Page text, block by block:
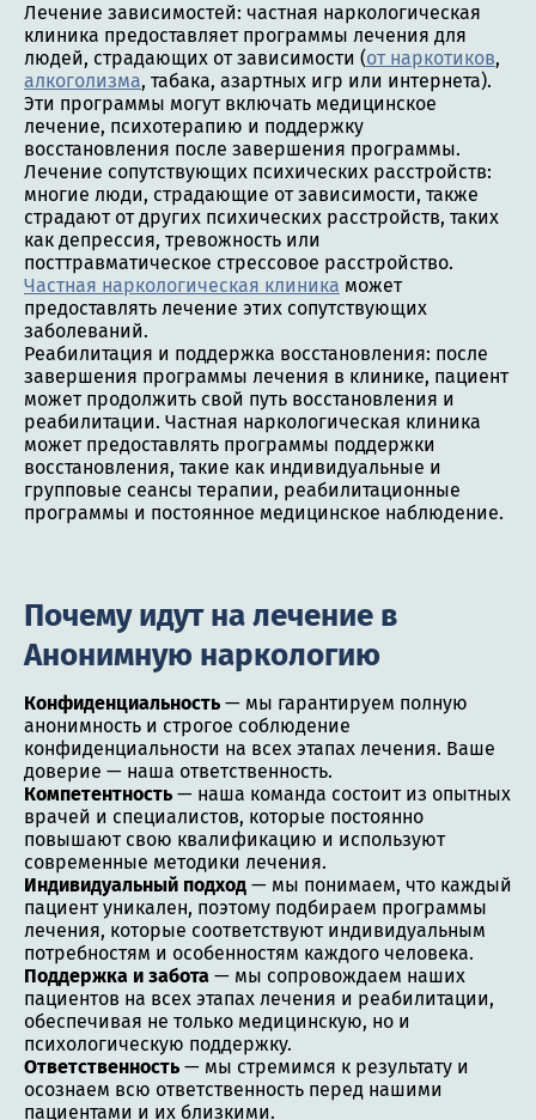
Лечение зависимостей: частная наркологическая
клиника предоставляет программы лечения для
людей, страдающих от зависимости (от наркотиков,
алкоголизма, табака, азартных игр или интернета).
Эти программы могут включать медицинское
лечение, психотерапию и поддержку
восстановления после завершения программы.
Лечение сопутствующих психических расстройств:
многие люди, страдающие от зависимости, также
страдают от других психических расстройств, таких
как депрессия, тревожность или
посттравматическое стрессовое расстройство.
Частная наркологическая клиника может
предоставлять лечение этих сопутствующих
заболеваний.
Реабилитация и поддержка восстановления: после
завершения программы лечения в клинике, пациент
может продолжить свой путь восстановления и
реабилитации. Частная наркологическая клиника
может предоставлять программы поддержки
восстановления, такие как индивидуальные и
групповые сеансы терапии, реабилитационные
программы и постоянное медицинское наблюдение.
Почему идут на лечение в
Анонимную наркологию
Конфиденциальность — мы гарантируем полную
анонимность и строгое соблюдение
конфиденциальности на всех этапах лечения. Ваше
доверие — наша ответственность.
Компетентность — наша команда состоит из опытных
врачей и специалистов, которые постоянно
повышают свою квалификацию и используют
современные методики лечения.
Индивидуальный подход — мы понимаем, что каждый
пациент уникален, поэтому подбираем программы
лечения, которые соответствуют индивидуальным
потребностям и особенностям каждого человека.
Поддержка и забота — мы сопровождаем наших
пациентов на всех этапах лечения и реабилитации,
обеспечивая не только медицинскую, но и
психологическую поддержку.
Ответственность — мы стремимся к результату и
осознаем всю ответственность перед нашими
пациентами и их близкими.